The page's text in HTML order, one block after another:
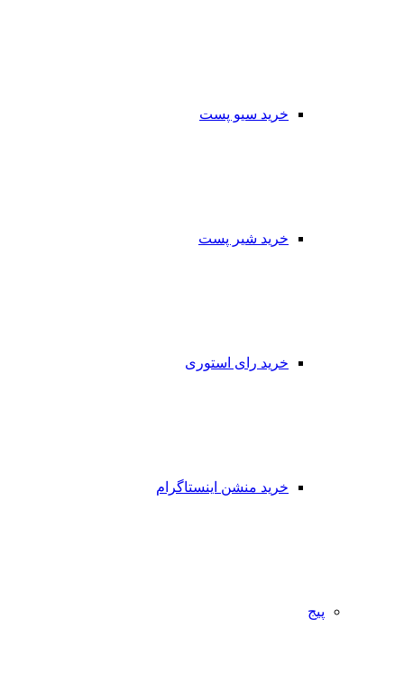
خرید سیو پست
خرید شیر پست
خرید رای استوری
خرید منشن اینستاگرام
پیج